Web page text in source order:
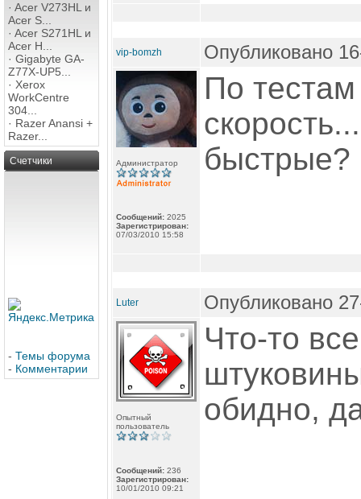
· Acer V273HL и
Acer S...
· Acer S271HL и
Acer H...
· Gigabyte GA-
Z77X-UP5...
· Xerox
WorkCentre
304...
· Razer Anansi +
Razer...
Счетчики
- Темы форума
- Комментарии
vip-bomzh Опубликовано
Администратор
Сообщений: 2025
Зарегистрирован:
07/03/2010 15:58
По
быстрые?
Luter Опубликовано
Опытный
пользователь
Сообщений: 236
Зарегистрирован:
10/01/2010 09:21
Что-то
обидно,